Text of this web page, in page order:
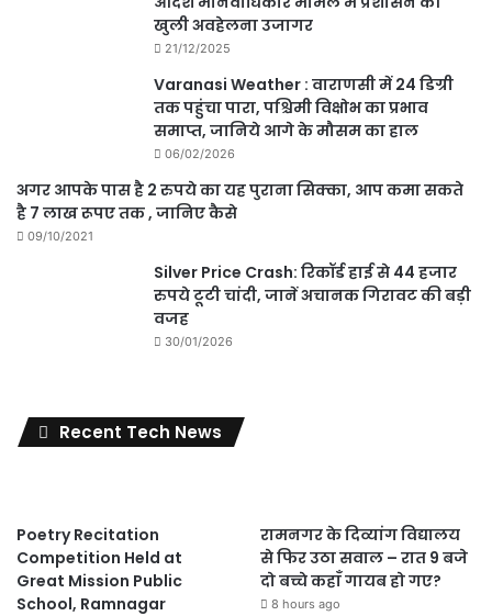
खुली अवहेलना उजागर
21/12/2025
Varanasi Weather : वाराणसी में 24 डिग्री
तक पहुंचा पारा, पश्चिमी विक्षोभ का प्रभाव
समाप्त, जानिये आगे के मौसम का हाल
06/02/2026
अगर आपके पास है 2 रुपये का यह पुराना सिक्का, आप कमा सकते
है 7 लाख रूपए तक , जानिए कैसे
09/10/2021
Silver Price Crash: रिकॉर्ड हाई से 44 हजार
रुपये टूटी चांदी, जानें अचानक गिरावट की बड़ी
वजह
30/01/2026
Recent Tech News
Poetry Recitation
Competition Held at
Great Mission Public
School, Ramnagar
रामनगर के दिव्यांग विद्यालय
से फिर उठा सवाल – रात 9 बजे
दो बच्चे कहाँ गायब हो गए?
8 hours ago